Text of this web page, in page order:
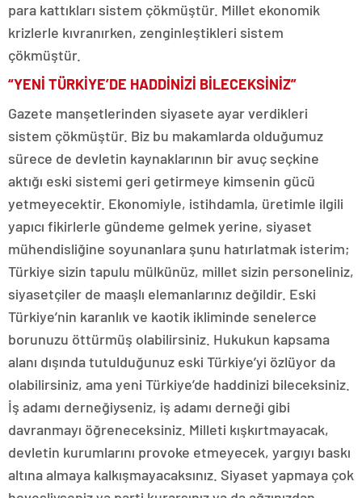
para kattıkları sistem çökmüştür. Millet ekonomik
krizlerle kıvranırken, zenginleştikleri sistem
çökmüştür.
“YENİ TÜRKİYE’DE HADDİNİZİ BİLECEKSİNİZ”
Gazete manşetlerinden siyasete ayar verdikleri
sistem çökmüştür. Biz bu makamlarda olduğumuz
sürece de devletin kaynaklarının bir avuç seçkine
aktığı eski sistemi geri getirmeye kimsenin gücü
yetmeyecektir. Ekonomiyle, istihdamla, üretimle ilgili
yapıcı fikirlerle gündeme gelmek yerine, siyaset
mühendisliğine soyunanlara şunu hatırlatmak isterim;
Türkiye sizin tapulu mülkünüz, millet sizin personeliniz,
siyasetçiler de maaşlı elemanlarınız değildir. Eski
Türkiye’nin karanlık ve kaotik ikliminde senelerce
borunuzu öttürmüş olabilirsiniz. Hukukun kapsama
alanı dışında tutulduğunuz eski Türkiye’yi özlüyor da
olabilirsiniz, ama yeni Türkiye’de haddinizi bileceksiniz.
İş adamı derneğiyseniz, iş adamı derneği gibi
davranmayı öğreneceksiniz. Milleti kışkırtmayacak,
devletin kurumlarını provoke etmeyecek, yargıyı baskı
altına almaya kalkışmayacaksınız. Siyaset yapmaya çok